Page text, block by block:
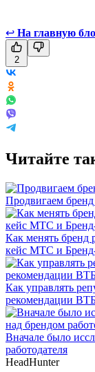
↩ На главную
2
Читайте
Продвигаем бренд
Как менять бренд
кейс МТС и
Как управлять
рекомендации
Вначале было
работодателя
HeadHunter